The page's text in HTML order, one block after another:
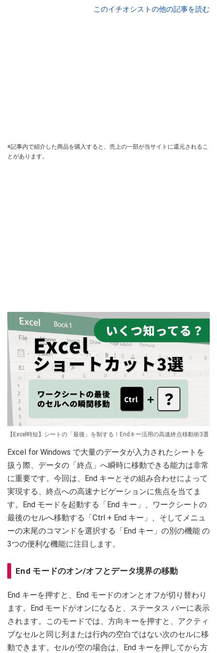
このイチオシストの他の記事を読む
※記事内で紹介した商品を購入すると、売上の一部が当サイトに還元されるこ
とがあります。
【Excel時短】シートの「最後」を制する！Endキー活用の高速終点移動術3選
Excel for Windows で大量のデータが入力されたシートを
扱う際、データの「終点」へ瞬時に移動できる能力は非常
に重要です。今回は、End キーとその組み合わせによって
実現する、終点への高速ナビゲーションに焦点を当てま
す。End モードを起動する「End キー」、ワークシートの
最後のセルへ移動する「Ctrl + End キー」、そしてメニュ
ーの末尾のコマンドを選択する「End キー」の別の機能 の
3つの便利な機能に注目します。
End モードのオン/オフとデータ境界の移動
End キーを押すと、End モードのオンとオフが切り替わり
ます。End モードがオンになると、ステータス バーに表示
されます。このモードでは、方向キーを押すと、アクティ
ブなセルと同じ列または行内の空白ではない次のセルに移
動できます。セルが空の場合は、End キーを押してから方